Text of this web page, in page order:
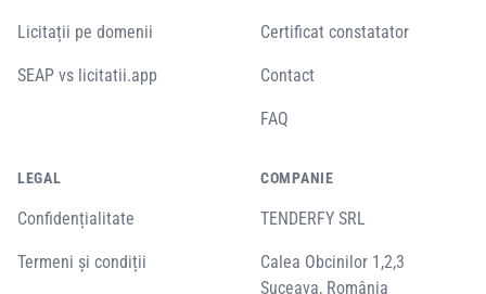
Licitații pe domenii
SEAP vs licitatii.app
Certificat constatator
Contact
FAQ
LEGAL
Confidențialitate
Termeni și condiții
COMPANIE
TENDERFY SRL
Calea Obcinilor 1,2,3
Suceava, România